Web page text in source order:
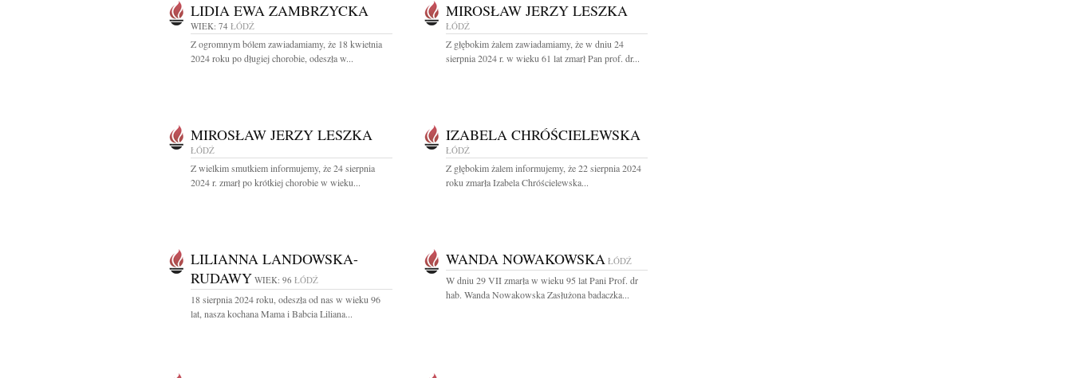
LIDIA EWA ZAMBRZYCKA
WIEK: 74 ŁÓDŹ
Z ogromnym bólem zawiadamiamy, że 18 kwietnia
2024 roku po długiej chorobie, odeszła w...
MIROSŁAW JERZY LESZKA
ŁÓDŹ
Z głębokim żalem zawiadamiamy, że w dniu 24
sierpnia 2024 r. w wieku 61 lat zmarł Pan prof. dr...
MIROSŁAW JERZY LESZKA
ŁÓDŹ
Z wielkim smutkiem informujemy, że 24 sierpnia
2024 r. zmarł po krótkiej chorobie w wieku...
IZABELA CHRÓŚCIELEWSKA
ŁÓDŹ
Z głębokim żalem informujemy, że 22 sierpnia 2024
roku zmarła Izabela Chróścielewska...
LILIANNA LANDOWSKA-
RUDAWY WIEK: 96 ŁÓDŹ
18 sierpnia 2024 roku, odeszła od nas w wieku 96
lat, nasza kochana Mama i Babcia Liliana...
WANDA NOWAKOWSKA ŁÓDŹ
W dniu 29 VII zmarła w wieku 95 lat Pani Prof. dr
hab. Wanda Nowakowska Zasłużona badaczka...